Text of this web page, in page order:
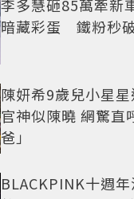
李多慧砸85萬牽新
暗藏彩蛋 鐵粉秒
陳妍希9歲兒小星
官神似陳曉 網驚直
爸」
BLACKPINK十週